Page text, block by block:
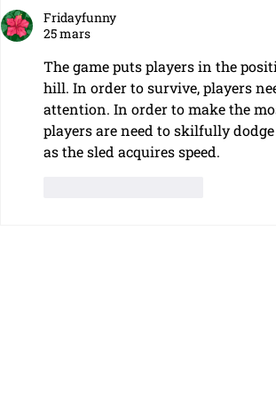
enregistré
Fridayfunny
25 mars
The game puts players in the
hill. In order to survive, players
attention. In order to make the
players are need to skilfully
as the sled acquires speed.